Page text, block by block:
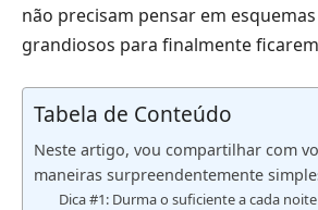
não precisam pensar em
grandiosos para finalmente
Tabela de Conteúdo
Neste artigo, vou compartilhar com
maneiras surpreendentemente
Dica #1: Durma o suficiente a cada noite